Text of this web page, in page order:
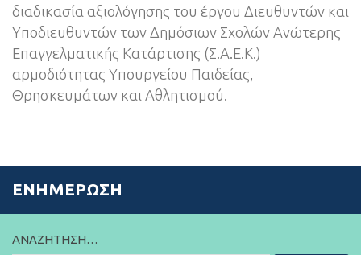
διαδικασία αξιολόγησης του έργου Διευθυντών και
Υποδιευθυντών των Δημόσιων Σχολών Ανώτερης
Επαγγελματικής Κατάρτισης (Σ.Α.Ε.Κ.)
αρμοδιότητας Υπουργείου Παιδείας,
Θρησκευμάτων και Αθλητισμού.
ΕΝΗΜΈΡΩΣΗ
ΑΝΑΖΉΤΗΣΗ…